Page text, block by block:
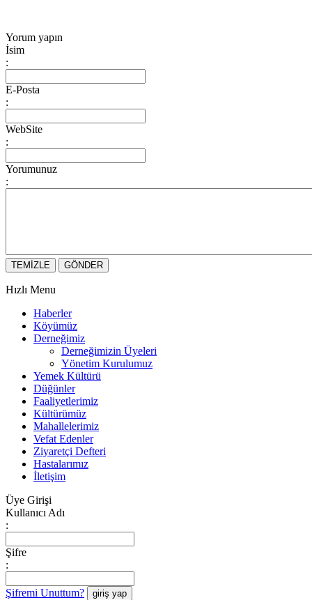
Yorum yapın
İsim
:
E-Posta
:
WebSite
:
Yorumunuz
:
Hızlı Menu
Haberler
Köyümüz
Derneğimiz
Derneğimizin Üyeleri
Yönetim Kurulumuz
Yemek Kültürü
Düğünler
Faaliyetlerimiz
Kültürümüz
Mahallelerimiz
Vefat Edenler
Ziyaretçi Defteri
Hastalarımız
İletişim
Üye Girişi
Kullanıcı Adı
:
Şifre
:
Şifremi Unuttum?